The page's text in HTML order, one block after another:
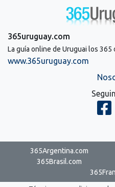
365uruguay.com
La guía online de Uruguai los 365
www.365uruguay.com
365Argentina.com
365Brasil.com